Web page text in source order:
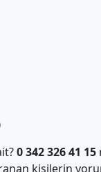
0 342 326 41 15
kişilerin